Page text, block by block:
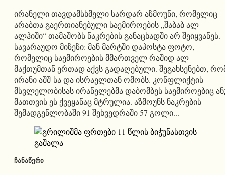
ირანელი თავდამსხმელი სარდარ აზმოუნი, რომელიც
არაბთა გაერთიანებული საემიროების „შაბაბ ალ
ალჰიში“ თამაშობს ნაკრების განაცხადში არ შეიყვანეს.
სავარაუდო მიზეზი: მან მარტში დაპოსტა ფოტო,
რომელიც საემიროების მმართველ რაშიდ ალ
მაქთუმთან ერთად აქვს გადაღებული. შეგახსენებთ,
ირანი აშშ-სა და ისრაელთან ომობს. კონფლიქტის
მსვლელობისას ირანელებმა დაბომბეს საემიროებიც
მათთვის ეს ქვეყანაც მტრულია. აზმოუნს ნაკრების
შემადგენლობაში 91 შეხვედრაში 57 გოლი...
ᲩᲐᲜᲐᲬᲔᲠᲘ